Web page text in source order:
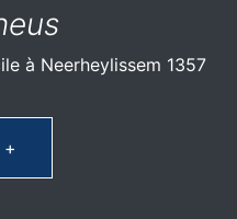
à Neerheylissem 1357
+